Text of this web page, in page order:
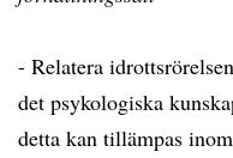
- Relatera
det psykologiska
detta kan tillämpas